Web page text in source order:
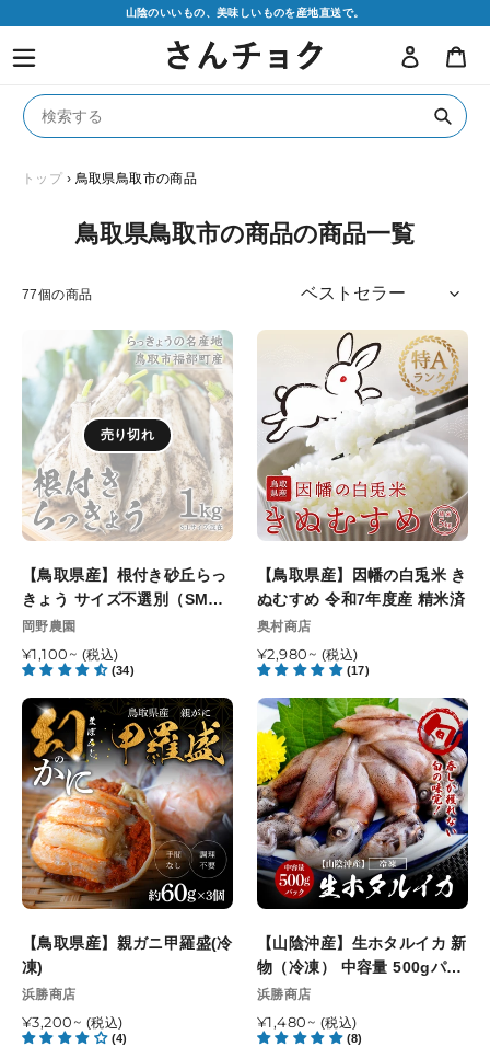
テ
山陰のいいもの、美味しいものを産地直送で。
ログイン
送
トップ › 鳥取県鳥取市の商品
コ
ク
ョ
ン
:
鳥取県鳥取市の商品の商品一覧
77個の商品
取
産】
根
付
き
砂
丘
っ
き
ょ
う
サ
イ
ズ
不
選
別
（SML
混
在）
売り切れ
【鳥取県産】根付き砂丘らっ
きょう サイズ不選別（SML
混在）
販
売
元
岡野農園
通
常
価
格
¥1,100~ (税込)
(34)
【鳥
産】
因
幡
の
白
兎
き
ぬ
む
す
め
令
和
7
年
度
産
精
米
【鳥取県産】因幡の白兎米 き
ぬむすめ 令和7年度産 精米済
販
売
元
奥村商店
通
常
価
格
¥2,980~ (税込)
(17)
【鳥
取
県
産】
親
ガ
ニ
甲
羅
(冷
凍)
【鳥取県産】親ガニ甲羅盛(冷
凍)
販
売
元
浜勝商店
通
常
¥3,200~ (税込)
(4)
【山
陰
沖
産】
生
ホ
タ
ル
イ
新
物
（冷
凍）
中
【山陰沖産】生ホタルイカ 新
物（冷凍） 中容量 500gパッ
ク
販
売
元
浜勝商店
通
常
¥1,480~ (税込)
(8)